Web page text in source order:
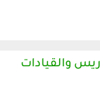
والقيادات